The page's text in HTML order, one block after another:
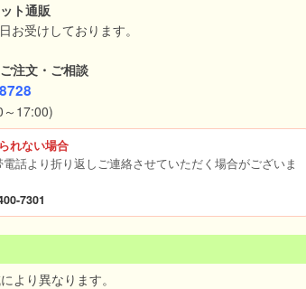
ト通販
お受けしております。
注文・ご相談
17:00)
れない場合
話より折り返しご連絡させていただく場合がございま
7301
より異なります。